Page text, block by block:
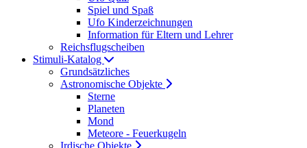
Spiel und Spaß
Ufo Kinderzeichnungen
Information für Eltern und Lehrer
Reichsflugscheiben
Stimuli-Katalog
Grundsätzliches
Astronomische Objekte
Sterne
Planeten
Mond
Meteore - Feuerkugeln
Irdische Objekte